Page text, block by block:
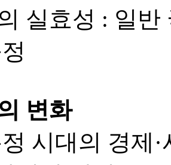
실효성 : 일
변화
시대의 경제